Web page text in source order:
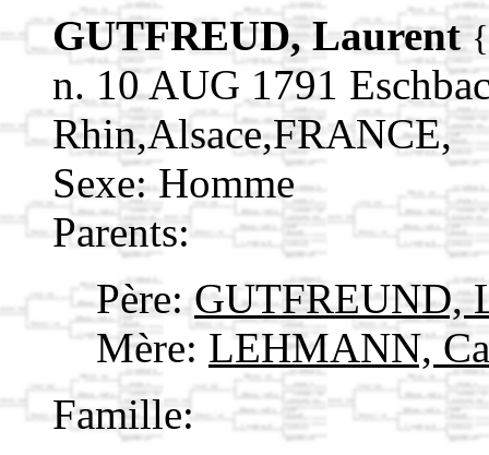
GUTFREUD, Laurent
n. 10 AUG 1791
Rhin,Alsace,FRANCE,
Sexe: Homme
Parents:
Père:GUTFREUND,
Mère: LEHMANN,
Famille: